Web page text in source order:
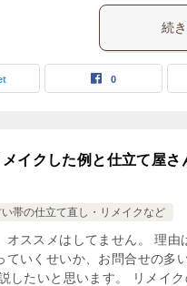
続
0
イクした例と仕立て屋さ
い帯の仕立て直し・リメイクなど
ススメはしてません。 理由
いくせいか、お問合せの多
したいと思います。 リメイ